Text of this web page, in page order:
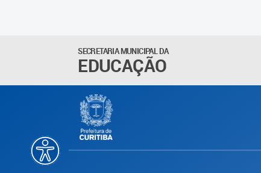
SECRETARIA MUNICIPAL DA
EDUCAÇÃO